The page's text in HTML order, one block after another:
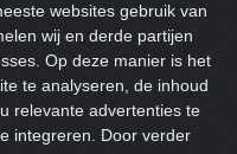
websites gebruik van
wij en derde partijen
Op deze manier is het
te analyseren, de inhoud
relevante advertenties te
integreren. Door verder